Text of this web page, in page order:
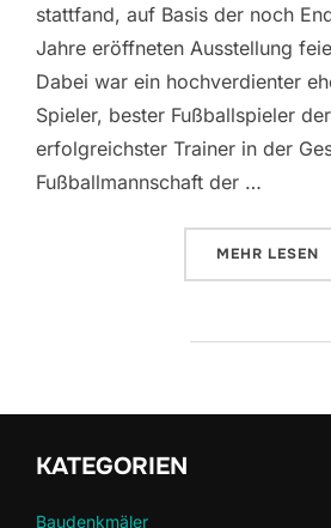
stattfand, auf Basis der noch
Jahre eröffneten Ausstellung
Dabei war ein hochverdienter
Spieler, bester Fußballspieler
erfolgreichster Trainer in der
Fußballmannschaft der …
MEHR ÜBER
LESEN
KATEGORIEN
Baudenkmäler